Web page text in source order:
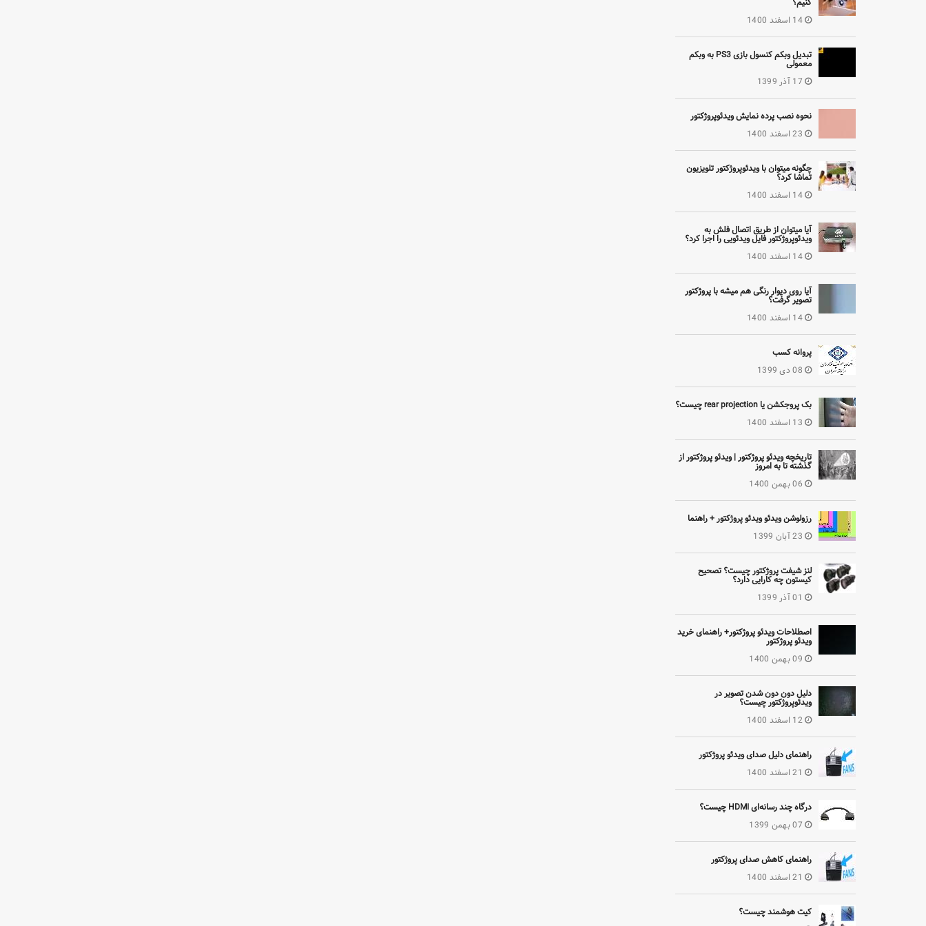
14 اسفند 1400
تبدیل وبکم کنسول بازی PS3 به وبکم
معمولی
17 آذر 1399
نحوه نصب پرده نمایش ویدئوپروژکتور
23 اسفند 1400
چگونه میتوان با ویدئوپروژکتور تلویزیون
تماشا کرد؟
14 اسفند 1400
آیا میتوان از طریق اتصال فلش به
ویدئوپروژکتور فایل ویدئویی را اجرا کرد؟
14 اسفند 1400
آیا روی دیوار رنگی هم میشه با پروژکتور
تصویر گرفت؟
14 اسفند 1400
پروانه کسب
08 دی 1399
بک پروجکشن یا rear projection چیست؟
13 اسفند 1400
تاریخچه ویدئو پروژکتور | ویدئو پروژکتور از
گذشته تا به امروز
06 بهمن 1400
رزولوشن ویدئو ویدئو پروژکتور + راهنما
23 آبان 1399
لنز شیفت پروژکتور چیست؟ تصحیح
کیستون چه کارایی دارد؟
01 آذر 1399
اصطلاحات ویدئو پروژکتور+ راهنمای خرید
ویدئو پروژکتور
09 بهمن 1400
دلیل دون دون شدن تصویر در
ویدئوپروژکتور چیست؟
12 اسفند 1400
راهنمای دلیل صدای ویدئو پروژکتور
21 اسفند 1400
درگاه چند رسانه‌ای HDMI چیست؟
07 بهمن 1399
راهنمای کاهش صدای پروژکتور
21 اسفند 1400
کیت هوشمند چیست؟